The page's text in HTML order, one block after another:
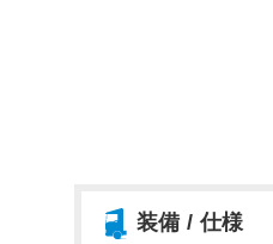
装備 / 仕様